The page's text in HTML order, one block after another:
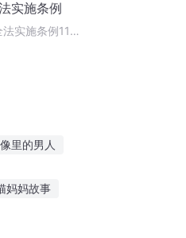
实施条例
实施条例111
里的男人
妈妈故事